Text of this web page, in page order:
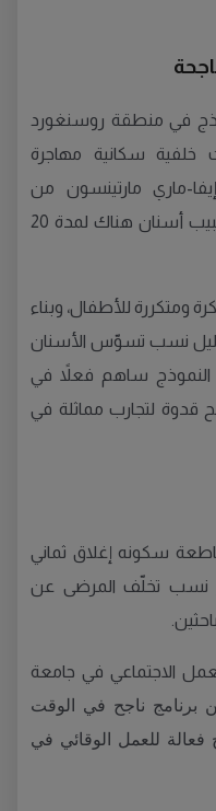
في منطقة روسنغورد
خلفية سكانية مهاجرة
ماري مارتينسون من
المؤسِّسات، وعملت كمساعدة طبيب أسنان هناك لمدة 20
ومتكررة للأطفال، وبناء
نسب تسوّس الأسنان
النموذج ساهم فعلاً في
قدوة لتجارب مماثلة في
سكونه إغلاق ثماني
نسب تخلّف المرضى عن
الاجتماعي في جامعة
برنامج ناجح في الوقت
للعمل الوقائي في